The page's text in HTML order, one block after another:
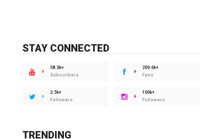
STAY CONNECTED
58.3k+
Subscribers
209.6k+
Fans
2.5k+
Followers
100k+
Followers
TRENDING